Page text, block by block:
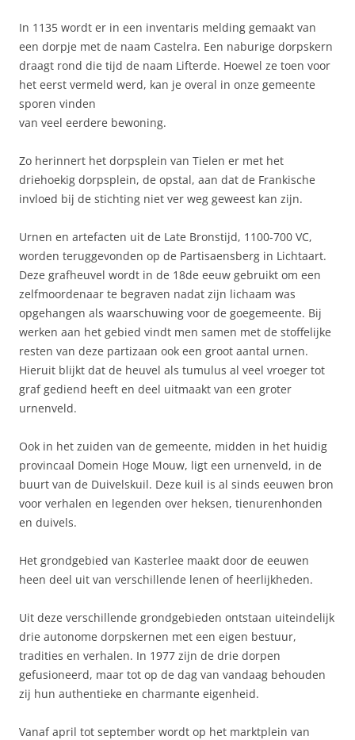
In 1135 wordt er in een inventaris melding gemaakt van
een dorpje met de naam Castelra. Een naburige dorpskern
draagt rond die tijd de naam Lifterde. Hoewel ze toen voor
het eerst vermeld werd, kan je overal in onze gemeente
sporen vinden
van veel eerdere bewoning.
Zo herinnert het dorpsplein van Tielen er met het
driehoekig dorpsplein, de opstal, aan dat de Frankische
invloed bij de stichting niet ver weg geweest kan zijn.
Urnen en artefacten uit de Late Bronstijd, 1100-700 VC,
worden teruggevonden op de Partisaensberg in Lichtaart.
Deze grafheuvel wordt in de 18de eeuw gebruikt om een
zelfmoordenaar te begraven nadat zijn lichaam was
opgehangen als waarschuwing voor de goegemeente. Bij
werken aan het gebied vindt men samen met de stoffelijke
resten van deze partizaan ook een groot aantal urnen.
Hieruit blijkt dat de heuvel als tumulus al veel vroeger tot
graf gediend heeft en deel uitmaakt van een groter
urnenveld.
Ook in het zuiden van de gemeente, midden in het huidig
provincaal Domein Hoge Mouw, ligt een urnenveld, in de
buurt van de Duivelskuil. Deze kuil is al sinds eeuwen bron
voor verhalen en legenden over heksen, tienurenhonden
en duivels.
Het grondgebied van Kasterlee maakt door de eeuwen
heen deel uit van verschillende lenen of heerlijkheden.
Uit deze verschillende grondgebieden ontstaan uiteindelijk
drie autonome dorpskernen met een eigen bestuur,
tradities en verhalen. In 1977 zijn de drie dorpen
gefusioneerd, maar tot op de dag van vandaag behouden
zij hun authentieke en charmante eigenheid.
Vanaf april tot september wordt op het marktplein van